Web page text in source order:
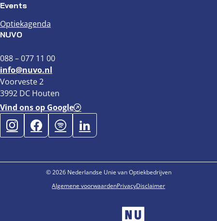
Events
Optiekagenda
NUVO
088 – 077 11 00
info@nuvo.nl
Voorveste 2
3992 DC Houten
Vind ons op Google
© 2026 Nederlandse Unie van Optiekbedrijven
Algemene voorwaardenPrivacyDisclaimer